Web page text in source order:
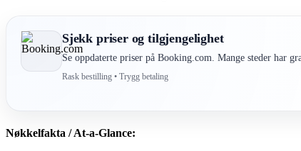
Sjekk priser og tilgjengelighet
Se oppdaterte priser på Booking.com. Mange steder har
Rask bestilling • Trygg betaling
Nøkkelfakta / At-a-Glance: